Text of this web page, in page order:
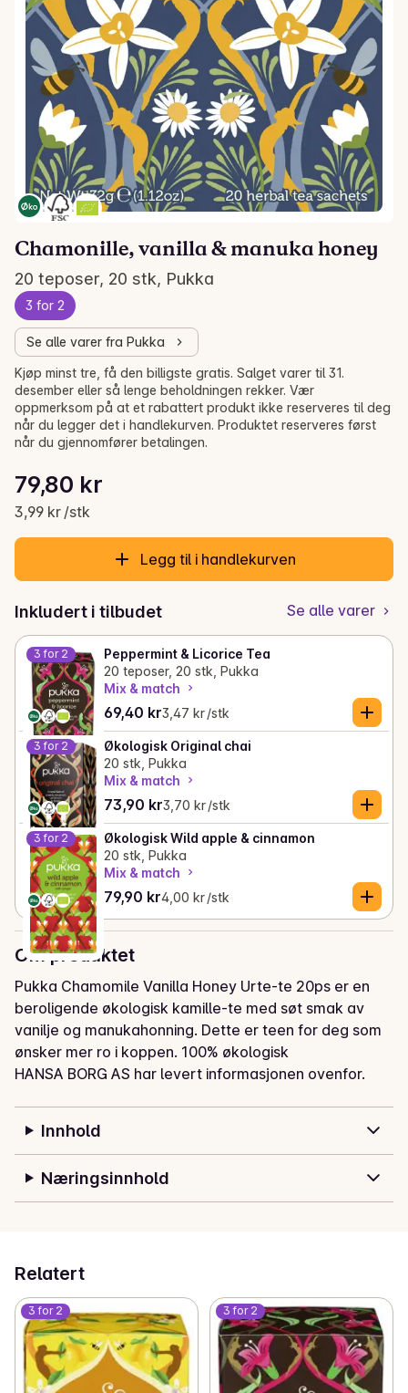
Chamonille, vanilla & manuka honey
20 teposer, 20 stk, Pukka
3 for 2
Se alle varer fra Pukka
Gjeldende pris er: 79,80 kr
79,80 kr
3,99 kr /stk
Stykkpris: 3,99 kr /stk
Kjøp minst tre, få den billigste gratis. Salget varer til 31.
desember eller så lenge beholdningen rekker. Vær
oppmerksom på at et rabattert produkt ikke reserveres til deg
når du legger det i handlekurven. Produktet reserveres først
når du gjennomfører betalingen.
Legg til i handlekurven
Inkludert i tilbudet Se alle varer
3 for 2
Peppermint & Licorice Tea
20 teposer, 20 stk, Pukka
Mix & match
69,40 kr
Gjeldende pris er: 69,40 kr
3,47 kr /stk
Stykkpris: 3,47 kr /stk
3 for 2
Økologisk Original chai
20 stk, Pukka
Mix & match
73,90 kr
Gjeldende pris er: 73,90 kr
3,70 kr /stk
Stykkpris: 3,70 kr /stk
3 for 2
Økologisk Wild apple & cinnamon
20 stk, Pukka
Mix & match
79,90 kr
Gjeldende pris er: 79,90 kr
4,00 kr /stk
Stykkpris: 4,00 kr /stk
Om produktet
Pukka Chamomile Vanilla Honey Urte-te 20ps er en
beroligende økologisk kamille-te med søt smak av
vanilje og manukahonning. Dette er teen for deg som
ønsker mer ro i koppen. 100% økologisk
HANSA BORG AS har levert informasjonen ovenfor.
Innhold
Næringsinnhold
Relatert
3 for 2 3 for 2